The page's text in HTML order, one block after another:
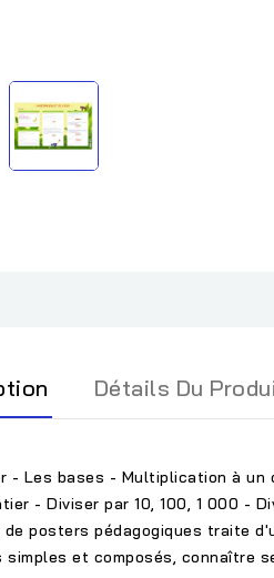
Détails Du
- Les bases - Multiplication à un
- Diviser par 10, 100, 1 000 -
posters pédagogiques traite
simples et composés, connaître